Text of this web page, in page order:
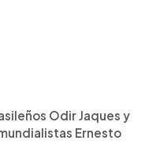
Odir Jaques y
Ernesto